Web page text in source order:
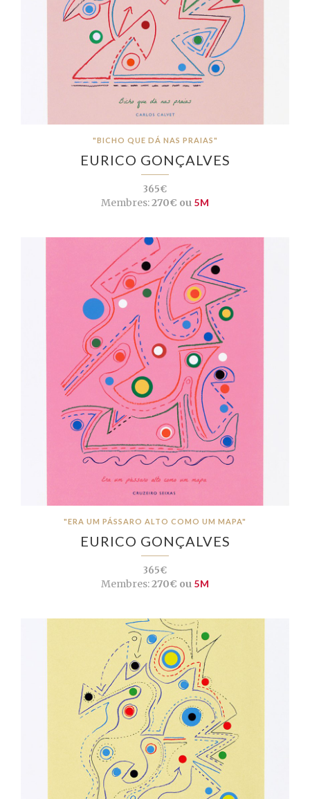
"BICHO QUE DÁ NAS PRAIAS"
EURICO GONÇALVES
365€
Membres:270€ ou 5M
"ERA UM PÁSSARO ALTO COMO UM MAPA"
EURICO GONÇALVES
365€
Membres:270€ ou 5M